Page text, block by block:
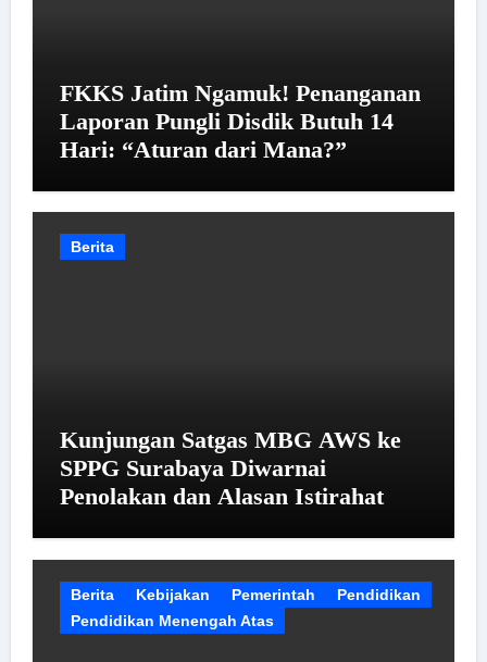
FKKS Jatim Ngamuk! Penanganan
Laporan Pungli Disdik Butuh 14
Hari: “Aturan dari Mana?”
Berita
Kunjungan Satgas MBG AWS ke
SPPG Surabaya Diwarnai
Penolakan dan Alasan Istirahat
Berita Kebijakan Pemerintah
Pendidikan
Pendidikan Menengah Atas